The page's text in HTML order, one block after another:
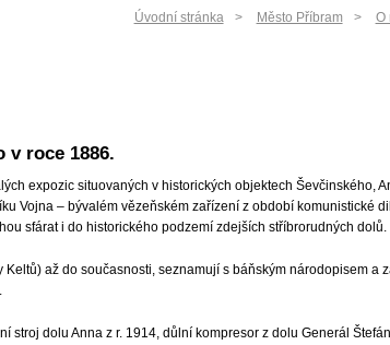
Úvodní stránka Město Příbram O
v roce 1886.
expozic situovaných v historických objektech Ševčinského,
Vojna – bývalém vězeňském zařízení z období komunistické
sfárat i do historického podzemí zdejších stříbrorudných dolů.
až do současnosti, seznamují s báňským národopisem
dolu Anna z r. 1914, důlní kompresor z dolu Generál